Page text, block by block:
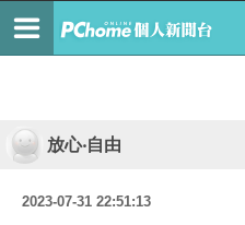
放心‧自由
2023-07-31 22:51:13